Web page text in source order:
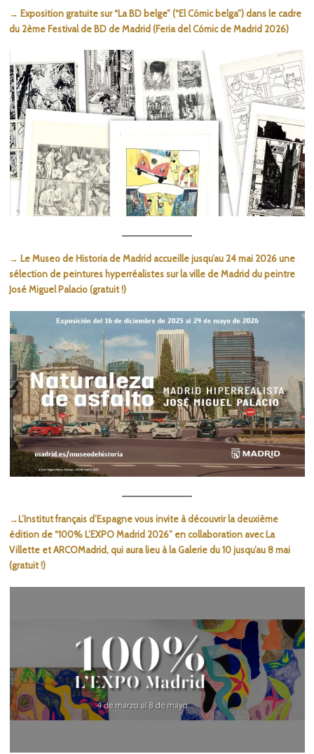
→ Exposition gratuite sur “La BD belge” (“El Cómic belga”) dans le cadre
du 2ème Festival de BD de Madrid (Feria del Cómic de Madrid 2026)
→ Le Museo de Historia de Madrid accueille jusqu’au 24 mai 2026 une
sélection de peintures hyperréalistes sur la ville de Madrid du peintre
José Miguel Palacio (gratuit !)
→L’Institut français d’Espagne vous invite à découvrir la deuxième
édition de “100% L’EXPO Madrid 2026” en collaboration avec La
Villette et ARCOMadrid, qui aura lieu à la Galerie du 10 jusqu’au 8 mai
(gratuit !)